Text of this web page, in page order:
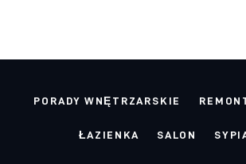
PORADY WNĘTRZARSKIE
ŁAZIENKA SALON